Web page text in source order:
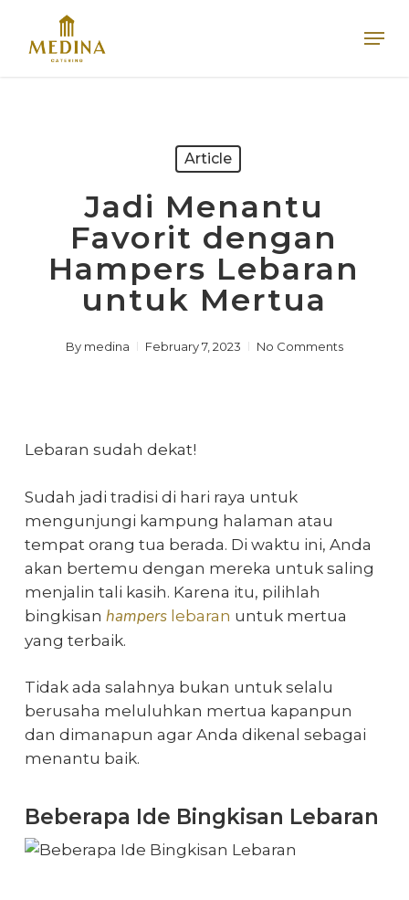
main
Article
Jadi Menantu
Favorit dengan
Hampers Lebaran
untuk Mertua
By medina February 7, 2023 No Comments
Lebaran sudah dekat!
Sudah jadi tradisi di hari raya untuk
mengunjungi kampung halaman atau
tempat orang tua berada. Di waktu ini, Anda
akan bertemu dengan mereka untuk saling
menjalin tali kasih. Karena itu, pilihlah
bingkisan hampers lebaran untuk mertua
yang terbaik.
Tidak ada salahnya bukan untuk selalu
berusaha meluluhkan mertua kapanpun
dan dimanapun agar Anda dikenal sebagai
menantu baik.
Beberapa Ide Bingkisan Lebaran